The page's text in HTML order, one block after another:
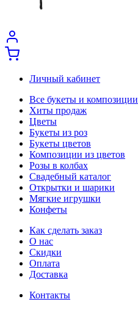
Личный кабинет
Все букеты и композиции
Хиты продаж
Цветы
Букеты из роз
Букеты цветов
Композиции из цветов
Розы в колбах
Свадебный каталог
Открытки и шарики
Мягкие игрушки
Конфеты
Как сделать заказ
О нас
Скидки
Оплата
Доставка
Контакты